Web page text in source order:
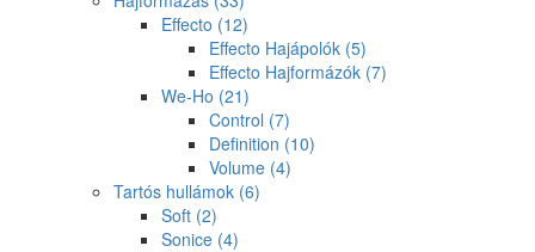
Effecto (12)
Effecto Hajápolók (5)
Effecto Hajformázók (7)
We-Ho (21)
Control (7)
Definition (10)
Volume (4)
Tartós hullámok (6)
Soft (2)
Sonice (4)